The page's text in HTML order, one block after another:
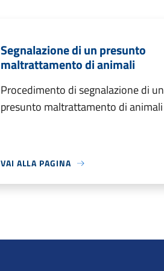
Segnalazione di un presunto
maltrattamento di animali
Procedimento di segnalazione di un
presunto maltrattamento di animali
VAI ALLA PAGINA